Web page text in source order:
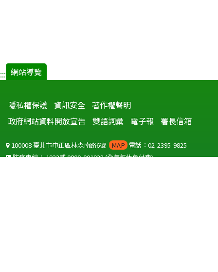
::: 網站導覽
隱私權保護 資訊安全 著作權聲明
政府網站資料開放宣告
雙語詞彙 電子報 署長信箱
100008 臺北市中正區林森南路6號 MAP 電話：02-2395-9825
防疫專線：1922或0800-001922(全年無休免付費)